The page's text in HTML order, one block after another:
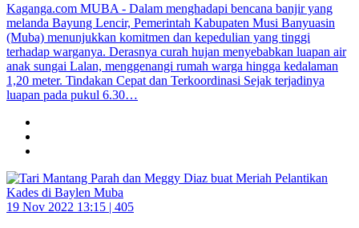
Kaganga.com MUBA - Dalam menghadapi bencana banjir yang
melanda Bayung Lencir, Pemerintah Kabupaten Musi Banyuasin
(Muba) menunjukkan komitmen dan kepedulian yang tinggi
terhadap warganya. Derasnya curah hujan menyebabkan luapan air
anak sungai Lalan, menggenangi rumah warga hingga kedalaman
1,20 meter. Tindakan Cepat dan Terkoordinasi Sejak terjadinya
luapan pada pukul 6.30…
19 Nov 2022 13:15 | 405